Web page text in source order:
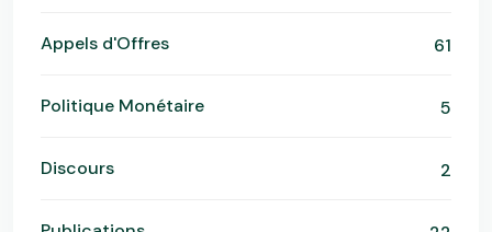
Appels d'Offres 61
Politique Monétaire 5
Discours 2